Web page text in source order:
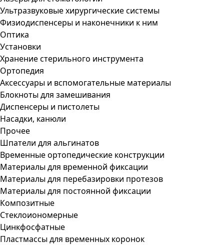
Ультразвуковые хирургические системы
Физиодиспенсеры и наконечники к ним
Оптика
Установки
Хранение стерильного инструмента
Ортопедия
Аксессуары и вспомогательные материалы
Блокноты для замешивания
Диспенсеры и пистолеты
Насадки, канюли
Прочее
Шпатели для альгинатов
Временные ортопедические конструкции
Материалы для временной фиксации
Материалы для перебазировки протезов
Материалы для постоянной фиксации
Композитные
Стеклоиономерные
Цинкфосфатные
Пластмассы для временных коронок